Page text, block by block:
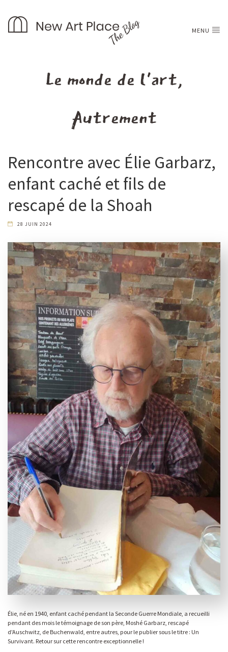
MENU
Le monde de l'art,
Autrement
Rencontre avec Élie Garbarz,
enfant caché et fils de
rescapé de la Shoah
28 JUIN 2024
Élie, né en 1940, enfant caché pendant la Seconde Guerre Mondiale, a recueilli
pendant des mois le témoignage de son père, Moshé Garbarz, rescapé
d'Auschwitz, de Buchenwald, entre autres, pour le publier sous le titre : Un
Survivant. Retour sur cette rencontre exceptionnelle !